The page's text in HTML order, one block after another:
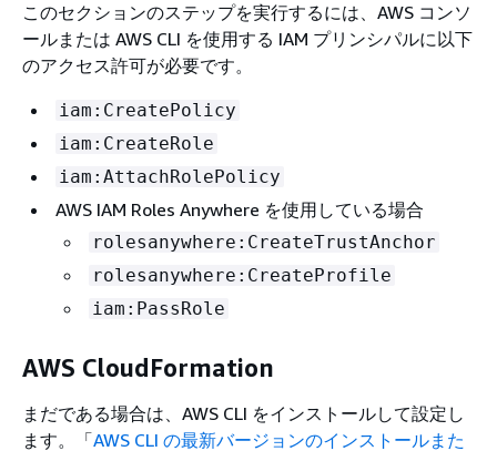
このセクションのステップを実行するには、AWS コンソ
ールまたは AWS CLI を使用する IAM プリンシパルに以下
のアクセス許可が必要です。
iam:CreatePolicy
iam:CreateRole
iam:AttachRolePolicy
AWS IAM Roles Anywhere を使用している場合
rolesanywhere:CreateTrustAnchor
rolesanywhere:CreateProfile
iam:PassRole
AWS CloudFormation
まだである場合は、AWS CLI をインストールして設定し
ます。「AWS CLI の最新バージョンのインストールまた